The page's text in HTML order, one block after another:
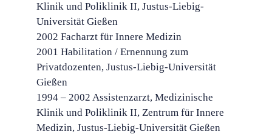
Klinik und Poliklinik II, Justus-Liebig-
Universität Gießen
2002 Facharzt für Innere Medizin
2001 Habilitation / Ernennung zum
Privatdozenten, Justus-Liebig-Universität
Gießen
1994 – 2002 Assistenzarzt, Medizinische
Klinik und Poliklinik II, Zentrum für Innere
Medizin, Justus-Liebig-Universität Gießen